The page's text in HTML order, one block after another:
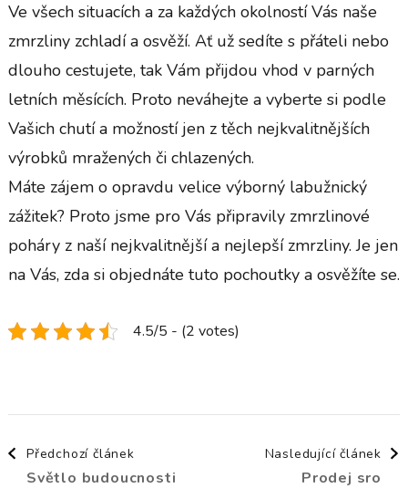
Ve všech situacích a za každých okolností Vás naše
zmrzlinyzchladí a osvěží. Ať už sedíte s přáteli nebo
dlouho cestujete, tak Vám přijdou vhod v parných
letních měsících. Proto neváhejte a vyberte si podle
Vašich chutí a možností jen z těch nejkvalitnějších
výrobků mražených či chlazených.
Máte zájem o opravdu velice výborný labužnický
zážitek? Proto jsme pro Vás připravily zmrzlinové
poháry z naší nejkvalitnější a nejlepší zmrzliny. Je jen
na Vás, zda si objednáte tuto pochoutky a osvěžíte se.
4.5/5 - (2 votes)
Navigace
Předchozí článek
Světlo budoucnosti
Nasledující článek
Prodej sro